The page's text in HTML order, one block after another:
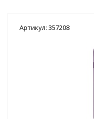
Артикул: 357208